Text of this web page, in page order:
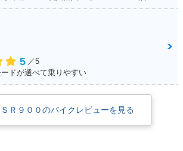
5 ／5
ドが選べて乗りやすい
Ｒ９００のバイクレビューを見る